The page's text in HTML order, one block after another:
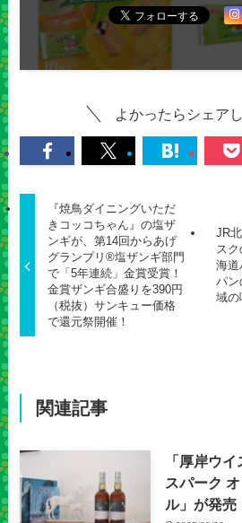
よかったらシェア
『焼鳥ダイニングいただ
きコッコちゃん』の塩ザ
ンギが、第14回からあげ
グランプリ®塩ザンギ部門
で「5年連続」金賞受賞！
金賞ザンギ合盛りを390円
（税抜）サンキュー価格
で還元祭開催！
JR
ス
海道
パ
域の
関連記事
「厚岸ウ
スパーク
ル」が発売